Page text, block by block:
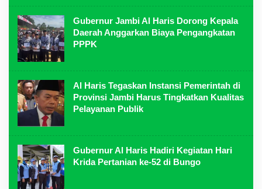
Gubernur Jambi Al Haris Dorong Kepala
Daerah Anggarkan Biaya Pengangkatan
PPPK
Al Haris Tegaskan Instansi Pemerintah di
Provinsi Jambi Harus Tingkatkan Kualitas
Pelayanan Publik
Gubernur Al Haris Hadiri Kegiatan Hari
Krida Pertanian ke-52 di Bungo